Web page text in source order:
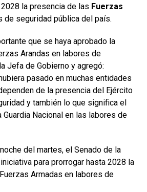
la presencia de las Fuerzas
de seguridad pública del país.
que se haya aprobado la
Arandas en labores de
Jefa de Gobierno y agregó:
pasado en muchas entidades
de la presencia del Ejército
y también lo que significa el
Nacional en las labores de
del martes, el Senado de la
para prorrogar hasta 2028 la
Armadas en labores de